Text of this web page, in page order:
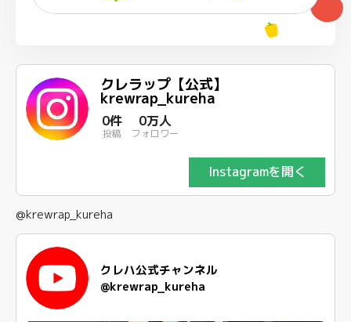
クレラップ【公式】
krewrap_kureha
0件
投稿
0万人
フォロワー
Instagramを開く
@krewrap_kureha
クレハ公式チャンネル
@krewrap_kureha